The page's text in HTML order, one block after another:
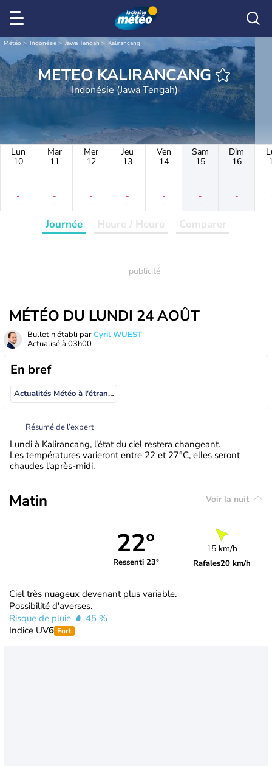
Météo Indonésie Jawa Tengah Kalirancang
METEO KALIRANCANG
Indonésie (Jawa Tengah)
Lun
10
-
-
Mar
11
-
-
Mer
12
-
-
Jeu
13
-
-
Ven
14
-
-
Sam
15
-
-
Dim
16
-
-
Journée Heure / Heure Comparer
MÉTÉO DU LUNDI 24 AOÛT
Bulletin établi parCyril WUEST
Actualisé à 03h00
En bref
Actualités Météo à l'étranger
Résumé de l’expert
Lundi à Kalirancang, l'état du ciel restera changeant.
Les températures varieront entre 22 et 27°C, elles seront
chaudes l'après-midi.
Matin Voir la nuit
22°
Ressenti 23°
15 km/h
Rafales20 km/h
Ciel très nuageux devenant plus variable.
Possibilité d'averses.
Risque de pluie
45 %
Indice UV6 Fort